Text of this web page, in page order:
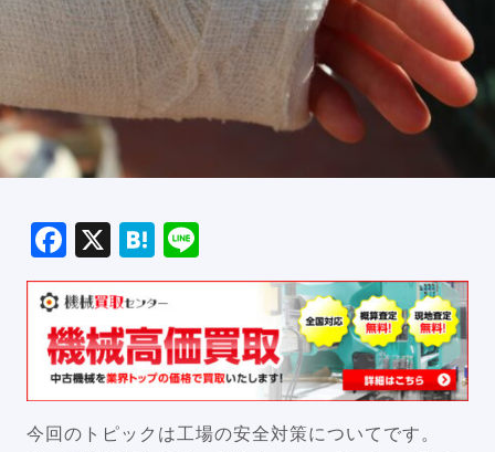
Facebook
X Hatena
今回のトピックは工場の安全対策についてです。